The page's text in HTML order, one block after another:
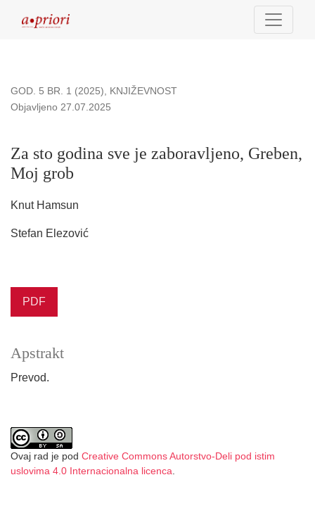
Za sto godina sve je zaboravljeno, Greben, Moj grob
GOD. 5 BR. 1 (2025), KNJIŽEVNOST
Za sto godina sve je zaboravljeno, Greben,
Moj grob
Objavljeno 27.07.2025
Knut Hamsun
Stefan Elezović
PDF
Apstrakt
Prevod.
Ovaj rad je pod Creative Commons Autorstvo-Deli pod istim
uslovima 4.0 Internacionalna licenca.